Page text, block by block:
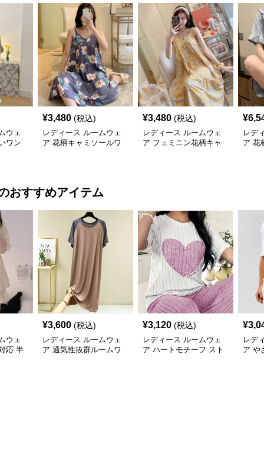
ウェ
ワン
¥3,480 (税込)
レディース ルームウェ
ア 花柄キャミソールワ
¥3,480 (税込)
レディース ルームウェ
ア フェミニン花柄キャ
¥
レデ
ア 花
おすすめアイテム
ウェ
応 半
¥3,600 (税込)
レディース ルームウェ
ア 通気性抜群ルームワ
¥3,120 (税込)
レディース ルームウェ
ア ハートモチーフ スト
¥
レデ
ア や